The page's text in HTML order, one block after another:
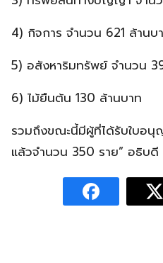
4) กิจการ จำนวน 621 ล้านบ
5) อสังหาริมทรัพย์ จำนวน
6) ไม้ยืนต้น 130 ล้านบาท
รวมถึงขณะนี้มีผู้ที่ได้รับใบอ
แล้วจำนวน 350 ราย” อธิบ